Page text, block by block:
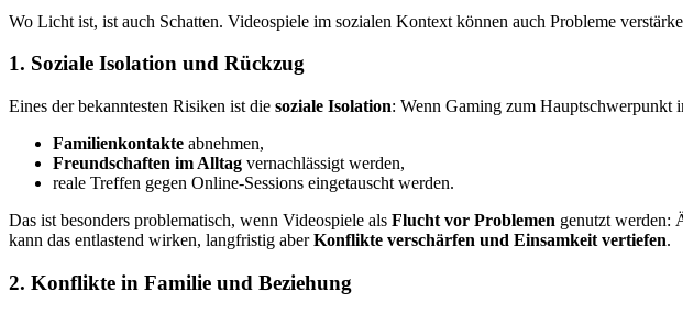
Wo Licht ist, ist auch Schatten. Videospiele im sozialen Kontext können auch Probleme
1. Soziale Isolation und Rückzug
Eines der bekanntesten Risiken ist die soziale Isolation: Wenn Gaming zum Hauptschwerpunkt
Familienkontakte abnehmen,
Freundschaften im Alltag vernachlässigt werden,
reale Treffen gegen Online-Sessions eingetauscht werden.
Das ist besonders problematisch, wenn Videospiele als Flucht vor Problemen genutzt werden:
kann das entlastend wirken, langfristig aberKonflikte verschärfen und Einsamkeit vertiefen.
2. Konflikte in Familie und Beziehung